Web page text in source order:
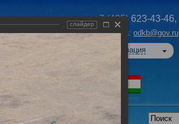
+7 (495) 623-43-46,
Эл. почта: odkb@gov.ru
Авторизация
председательства
слайдер